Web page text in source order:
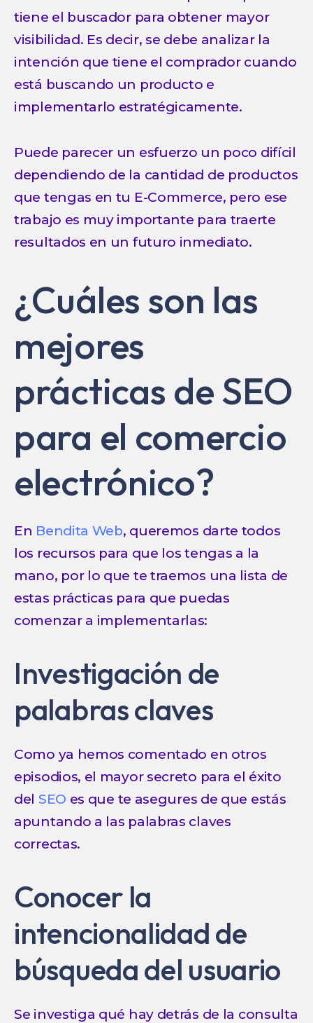
tiene el buscador para obtener mayor
visibilidad. Es decir, se debe analizar la
intención que tiene el comprador cuando
está buscando un producto e
implementarlo estratégicamente.
Puede parecer un esfuerzo un poco difícil
dependiendo de la cantidad de productos
que tengas en tu E-Commerce, pero ese
trabajo es muy importante para traerte
resultados en un futuro inmediato.
¿Cuáles son las
mejores
prácticas de SEO
para el comercio
electrónico?
En Bendita Web, queremos darte todos
los recursos para que los tengas a la
mano, por lo que te traemos una lista de
estas prácticas para que puedas
comenzar a implementarlas:
Investigación de
palabras claves
Como ya hemos comentado en otros
episodios, el mayor secreto para el éxito
del SEO es que te asegures de que estás
apuntando a las palabras claves
correctas.
Conocer la
intencionalidad de
búsqueda del usuario
Se investiga qué hay detrás de la consulta